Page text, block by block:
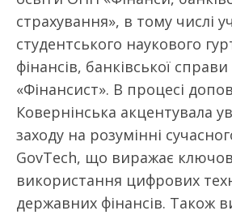
страхування», в тому числі
студентського наукового
фінансів, банківської
«Фінансист». В процесі
Ковернінська акцентувала
заходу на розумінні
GovTech, що виражає
використання цифрових
державних фінансів. Також